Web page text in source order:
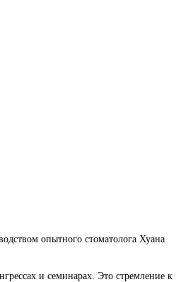
опытного стоматолога Хуана
и семинарах. Это стремление к